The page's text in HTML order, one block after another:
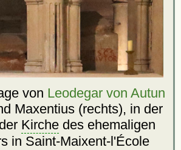
von Leodegar von Autun
Maxentius (rechts), in der
Kirche des ehemaligen
in Saint-Maixent-l'École